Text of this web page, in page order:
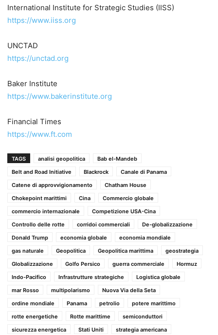
International Institute for Strategic Studies (IISS)
https://www.iiss.org
UNCTAD
https://unctad.org
Baker Institute
https://www.bakerinstitute.org
Financial Times
https://www.ft.com
TAGS analisi geopolitica
Bab el-Mandeb
Belt and Road Initiative
Blackrock
Canale di Panama
Catene di approvvigionamento
Chatham House
Chokepoint marittimi
Cina
Commercio globale
commercio internazionale
Competizione USA-Cina
Controllo delle rotte
corridoi commerciali
De-globalizzazione
Donald Trump
economia globale
economia mondiale
gas naturale
Geopolitica Geopolitica marittima
geostrategia
Globalizzazione
Golfo Persico guerra commerciale
Hormuz
Indo-Pacifico
Infrastrutture strategiche
Logistica globale
mar Rosso
multipolarismo
Nuova Via della Seta
ordine mondiale
Panama petrolio
potere marittimo
rotte energetiche
Rotte marittime
semiconduttori
sicurezza energetica
Stati Uniti
strategia americana